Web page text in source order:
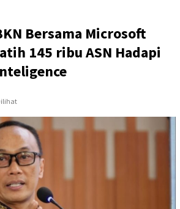
Bersama Microsoft
145 ribu ASN Hadapi